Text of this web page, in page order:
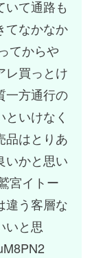
いて通路も
てなかなか
てからや
レ買っとけ
一方通行の
いけなく
品はとりあ
いかと思い
宮イトー
違う客層な
いと思